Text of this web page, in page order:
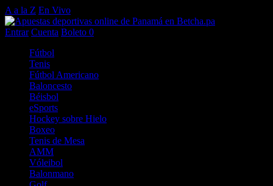
A a la Z En Vivo
Entrar Cuenta Boleto 0
Fútbol
Tenis
Fútbol Americano
Baloncesto
Béisbol
eSports
Hockey sobre Hielo
Boxeo
Tenis de Mesa
AMM
Vóleibol
Balonmano